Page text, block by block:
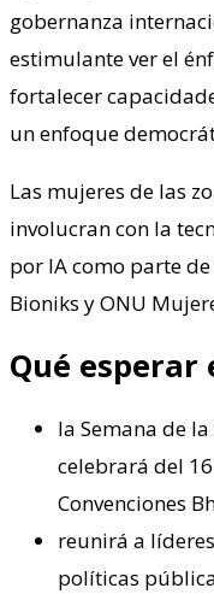
gobernanza
estimulante ver el
fortalecer
un enfoque
Las mujeres de las
involucran con la
por IA como parte
Bioniks y ONU
Qué esperar
la Semana de
celebrará del
Convenciones
reunirá a
políticas